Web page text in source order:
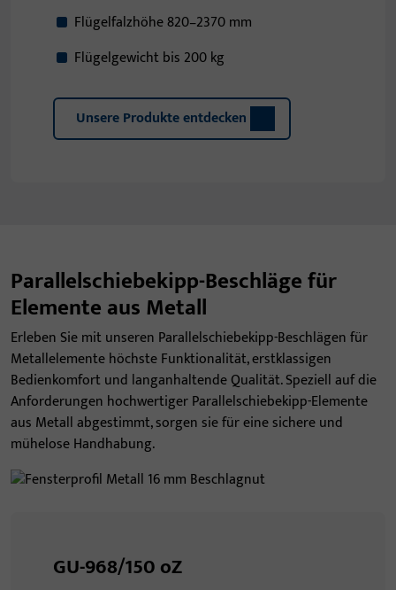
Flügelfalzhöhe 820–2370 mm
Flügelgewicht bis 200 kg
Unsere Produkte entdecken
Parallelschiebekipp-Beschläge für
Elemente aus Metall
Erleben Sie mit unseren Parallelschiebekipp-Beschlägen für
Metallelemente höchste Funktionalität, erstklassigen
Bedienkomfort und langanhaltende Qualität. Speziell auf die
Anforderungen hochwertiger Parallelschiebekipp-Elemente
aus Metall abgestimmt, sorgen sie für eine sichere und
mühelose Handhabung.
GU-968/150 oZ